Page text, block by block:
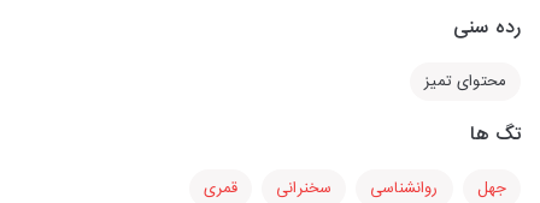
رده سنی
محتوای تمیز
تگ ها
جهل روانشناسی سخنرانی قمری